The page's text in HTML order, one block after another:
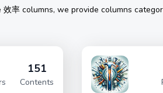
效率columns, we provide columns
151
Contents